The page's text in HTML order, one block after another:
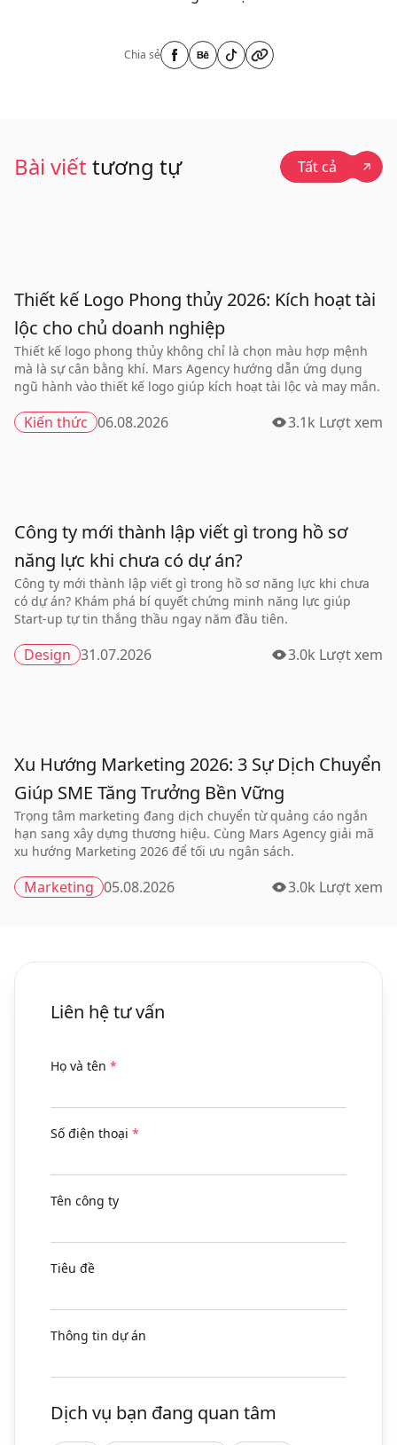
Chia sẻ
Bài viếttương tự Tất cả
Thiết kế Logo Phong thủy 2026: Kích hoạt tài
lộc cho chủ doanh nghiệp
Thiết kế logo phong thủy không chỉ là chọn màu hợp mệnh
mà là sự cân bằng khí. Mars Agency hướng dẫn ứng dụng
ngũ hành vào thiết kế logo giúp kích hoạt tài lộc và may mắn.
Kiến thức 06.08.2026 3.1k Lượt xem
Công ty mới thành lập viết gì trong hồ sơ
năng lực khi chưa có dự án?
Công ty mới thành lập viết gì trong hồ sơ năng lực khi chưa
có dự án? Khám phá bí quyết chứng minh năng lực giúp
Start-up tự tin thắng thầu ngay năm đầu tiên.
Design 31.07.2026 3.0k Lượt xem
Xu Hướng Marketing 2026: 3 Sự Dịch Chuyển
Giúp SME Tăng Trưởng Bền Vững
Trọng tâm marketing đang dịch chuyển từ quảng cáo ngắn
hạn sang xây dựng thương hiệu. Cùng Mars Agency giải mã
xu hướng Marketing 2026 để tối ưu ngân sách.
Marketing 05.08.2026 3.0k Lượt xem
Liên hệ tư vấn
Họ và tên *
Số điện thoại *
Tên công ty
Tiêu đề
Thông tin dự án
Dịch vụ bạn đang quan tâm